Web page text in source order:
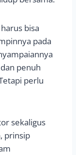
bisa
pada
penuh
perlu
sekaligus
prinsip